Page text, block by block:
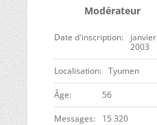
Modérateur
Date d'inscription
janvier
2003
Localisation Tyumen
ge 56
Messages 15 320